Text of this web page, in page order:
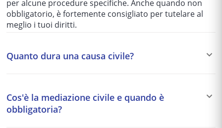
per alcune procedure specifiche. Anche quando non
obbligatorio, è fortemente consigliato per tutelare al
meglio i tuoi diritti.
Quanto dura una causa civile?
semplici fino a 5-10 anni per quelle più articolate. Per
questo motivo si preferisce spesso una soluzione
Cos'è la mediazione civile e quando è
obbligatoria?